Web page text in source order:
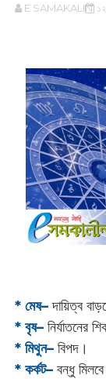
E SAMAKALIN
* মেষ–দায়িত্ব
* বৃষ–নির্যাতনের
* মিথুন–বিপদ।
* কর্কট–বন্ধু